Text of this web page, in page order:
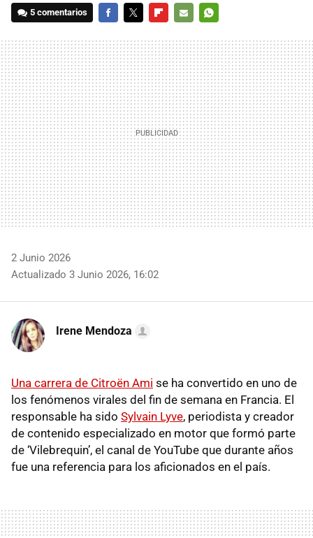
5 comentarios
MAIL
2 Junio 2026
Actualizado 3 Junio 2026, 16:02
Irene Mendoza
Una carrera de Citroën Ami se ha convertido en uno de
los fenómenos virales del fin de semana en Francia. El
responsable ha sido Sylvain Lyve, periodista y creador
de contenido especializado en motor que formó parte
de ‘Vilebrequin’, el canal de YouTube que durante años
fue una referencia para los aficionados en el país.